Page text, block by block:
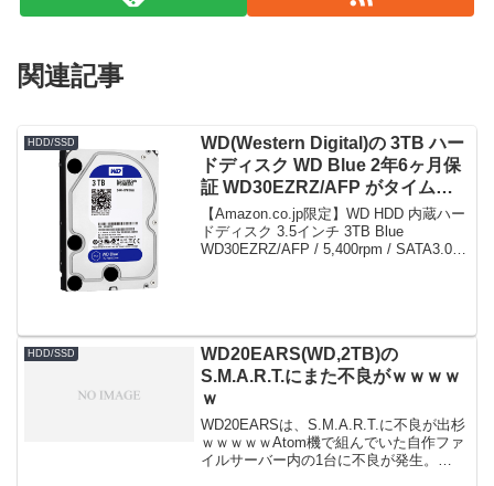
関連記事
HDD/SSD
WD(Western Digital)の 3TB ハー
ドディスク WD Blue 2年6ヶ月保
証 WD30EZRZ/AFP がタイムセ
ールで7,277円！
【Amazon.co.jp限定】WD HDD 内蔵ハー
ドディスク 3.5インチ 3TB Blue
WD30EZRZ/AFP / 5,400rpm / SATA3.0 /
HDD/SSD
WD20EARS(WD,2TB)の
S.M.A.R.T.にまた不良がｗｗｗｗ
ｗ
WD20EARSは、S.M.A.R.T.に不良が出杉
ｗｗｗｗｗAtom機で組んでいた自作ファ
イルサーバー内の1台に不良が発生。